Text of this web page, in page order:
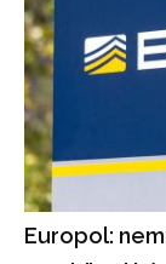
Europol: